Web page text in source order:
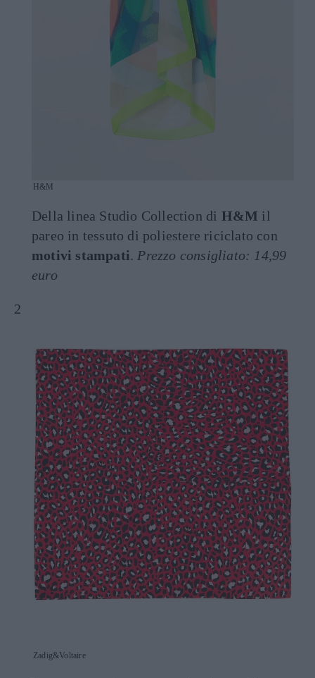
H&M
Della linea Studio Collection di H&M il
pareo in tessuto di poliestere riciclato con
motivi stampati. Prezzo consigliato: 14,99
euro
Zadig&Voltaire